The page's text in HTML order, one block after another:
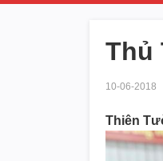
Thủ
10-06-2018
Thiên